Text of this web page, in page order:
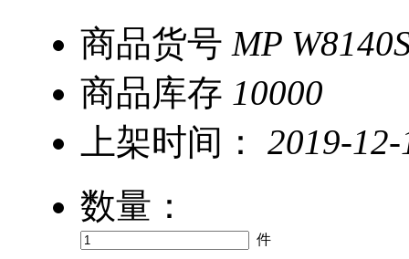
商品货号 MP
商品库存 10000
上架时间：
2019-12-
数量：
件